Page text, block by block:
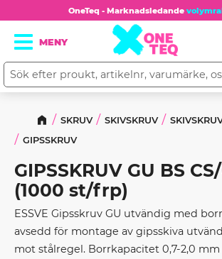
Meny
OneTeq - Marknadsledande
SKRUV SKIVSKRUV
GIPSSKRUV
GIPSSKRUV GU BS
(1000 st/frp)
ESSVE Gipsskruv GU utvändig med
avsedd för montage av gipsskiva
mot stålregel. Borrkapacitet 0,7-2,0 mm